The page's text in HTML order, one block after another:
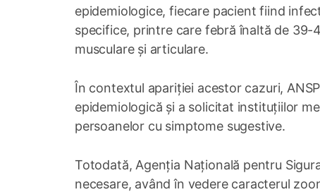
epidemiologice, fiecare pacient fiind
specifice, printre care febră înaltă de 39-
musculare și articulare.
În contextul apariției acestor cazuri,
epidemiologică și a solicitat instituțiilor
persoanelor cu simptome sugestive.
Totodată, Agenția Națională pentru
necesare, având în vedere caracterul